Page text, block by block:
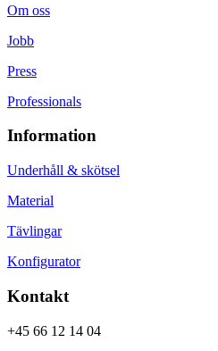
Om oss
Jobb
Press
Professionals
Information
Underhåll & skötsel
Material
Tävlingar
Konfigurator
Kontakt
+45 66 12 14 04